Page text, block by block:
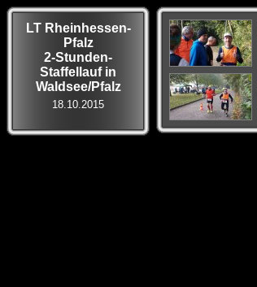
LT Rheinhessen-
Pfalz
2-Stunden-
Staffellauf in
Waldsee/Pfalz
18.10.2015